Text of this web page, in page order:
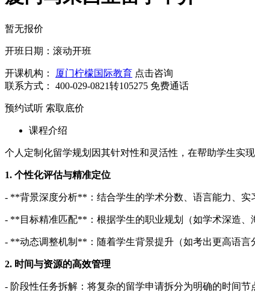
暂无报价
开班日期：滚动开班
开课机构： 厦门柠檬国际教育 点击咨询
联系方式：
400-029-0821转105275 免费通话
预约试听 索取底价
课程介绍
个人定制化留学规划因其针对性和灵活性，在帮助学生实
1. 个性化评估与精准定位
- **背景深度分析**：结合学生的学术分数、语言能力、实
- **目标精准匹配**：根据学生的职业规划（如学术深造、
- **动态调整机制**：随着学生背景提升（如考出更高语言
2. 时间与资源的高效管理
- 阶段性任务拆解：将复杂的留学申请拆分为明确的时间